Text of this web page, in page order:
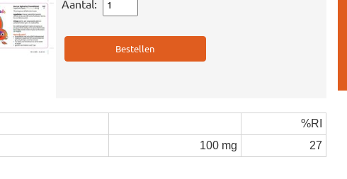
Aantal:
%RI
100 mg 27